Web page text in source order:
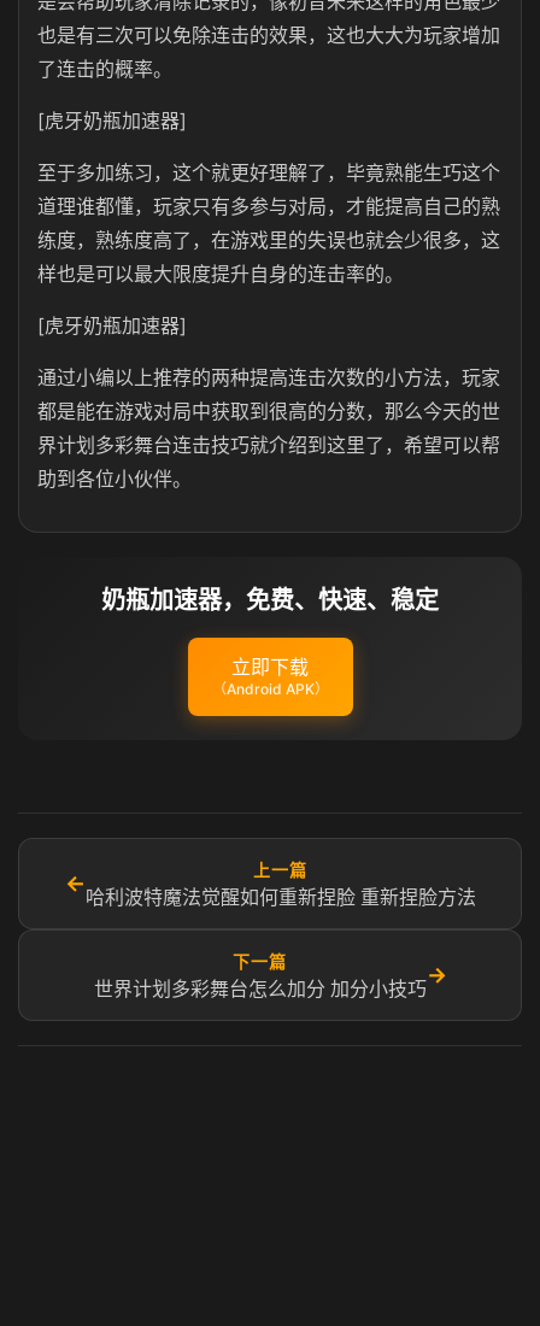
也是有三次可以免除连击的效果，这也大大为玩家增加
了连击的概率。
[虎牙奶瓶加速器]
至于多加练习，这个就更好理解了，毕竟熟能生巧这个
道理谁都懂，玩家只有多参与对局，才能提高自己的熟
练度，熟练度高了，在游戏里的失误也就会少很多，这
样也是可以最大限度提升自身的连击率的。
[虎牙奶瓶加速器]
通过小编以上推荐的两种提高连击次数的小方法，玩家
都是能在游戏对局中获取到很高的分数，那么今天的世
界计划多彩舞台连击技巧就介绍到这里了，希望可以帮
助到各位小伙伴。
奶瓶加速器，免费、快速、稳定
立即下载
（Android APK）
←
上一篇
哈利波特魔法觉醒如何重新捏脸 重新捏脸方法
下一篇
世界计划多彩舞台怎么加分 加分小技巧
→